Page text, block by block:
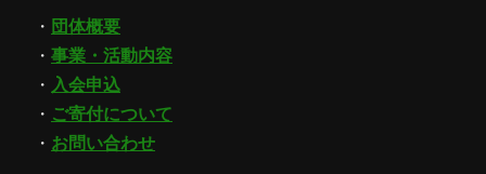
・ 団体概要
・ 事業・活動内容
・ 入会申込
・ ご寄付について
・ お問い合わせ